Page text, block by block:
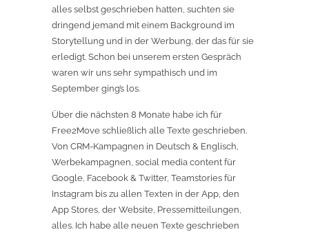
alles selbst geschrieben hatten, suchten sie
dringend jemand mit einem Background im
Storytellung und in der Werbung, der das für sie
erledigt. Schon bei unserem ersten Gespräch
waren wir uns sehr sympathisch und im
September ging’s los.
Über die nächsten 8 Monate habe ich für
Free2Move schließlich alle Texte geschrieben.
Von CRM-Kampagnen in Deutsch & Englisch,
Werbekampagnen, social media content für
Google, Facebook & Twitter, Teamstories für
Instagram bis zu allen Texten in der App, den
App Stores, der Website, Pressemitteilungen,
alles. Ich habe alle neuen Texte geschrieben